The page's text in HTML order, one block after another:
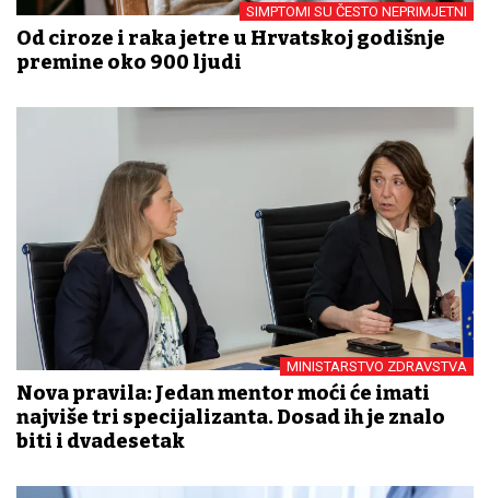
SIMPTOMI SU ČESTO NEPRIMJETNI
Od ciroze i raka jetre u Hrvatskoj godišnje
premine oko 900 ljudi
MINISTARSTVO ZDRAVSTVA
Nova pravila: Jedan mentor moći će imati
najviše tri specijalizanta. Dosad ih je znalo
biti i dvadesetak